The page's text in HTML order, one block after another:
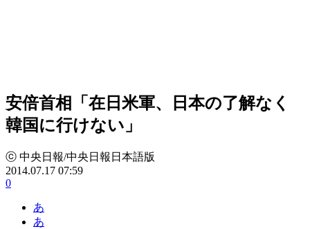
安倍首相「在日米軍、日本の了解なく
韓国に行けない」
ⓒ 中央日報/中央日報日本語版
2014.07.17 07:59
0
あ
あ